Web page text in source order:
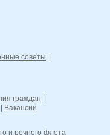
советы
граждан
Вакансии
и речного флота